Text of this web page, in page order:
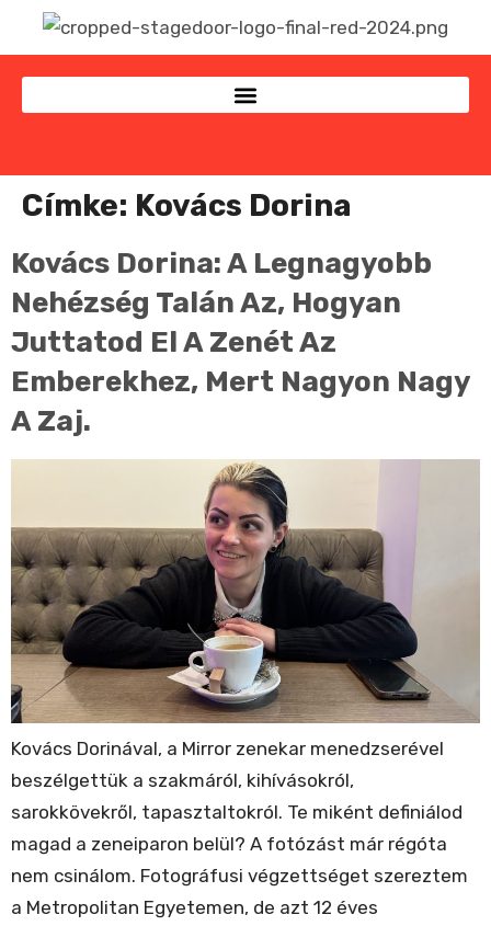
Címke: Kovács Dorina
Kovács Dorina: A Legnagyobb
Nehézség Talán Az, Hogyan
Juttatod El A Zenét Az
Emberekhez, Mert Nagyon Nagy
A Zaj.
Kovács Dorinával, a Mirror zenekar menedzserével
beszélgettük a szakmáról, kihívásokról,
sarokkövekről, tapasztaltokról. Te miként definiálod
magad a zeneiparon belül? A fotózást már régóta
nem csinálom. Fotográfusi végzettséget szereztem
a Metropolitan Egyetemen, de azt 12 éves